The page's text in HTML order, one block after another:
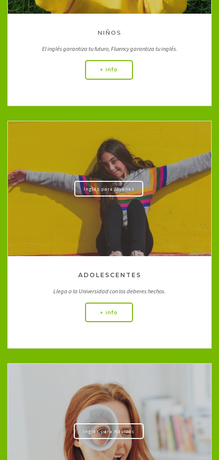
NIÑOS
El inglés garantiza tu futuro, Fluency garantiza tu inglés.
+ info
Inglés para Jóvenes
ADOLESCENTES
Llega a la Universidad con los deberes hechos.
+ info
Inglés para Adultos